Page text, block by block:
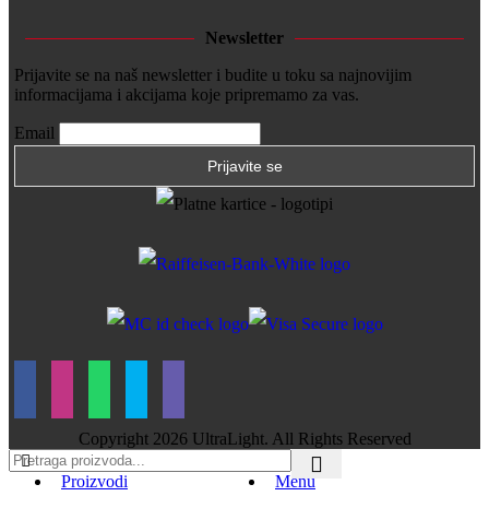
Newsletter
Prijavite se na naš newsletter i budite u toku sa najnovijim
informacijama i akcijama koje pripremamo za vas.
Email
Copyright 2026 UltraLight. All Rights Reserved
Menu
Proizvodi